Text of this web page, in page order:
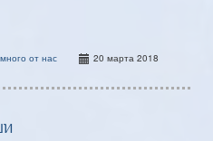
от нас
20 марта 2018